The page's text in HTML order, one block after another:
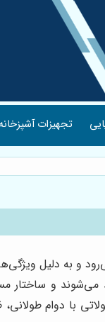
تجهیزات
و به دلیل
می‌شوند و
با دوام